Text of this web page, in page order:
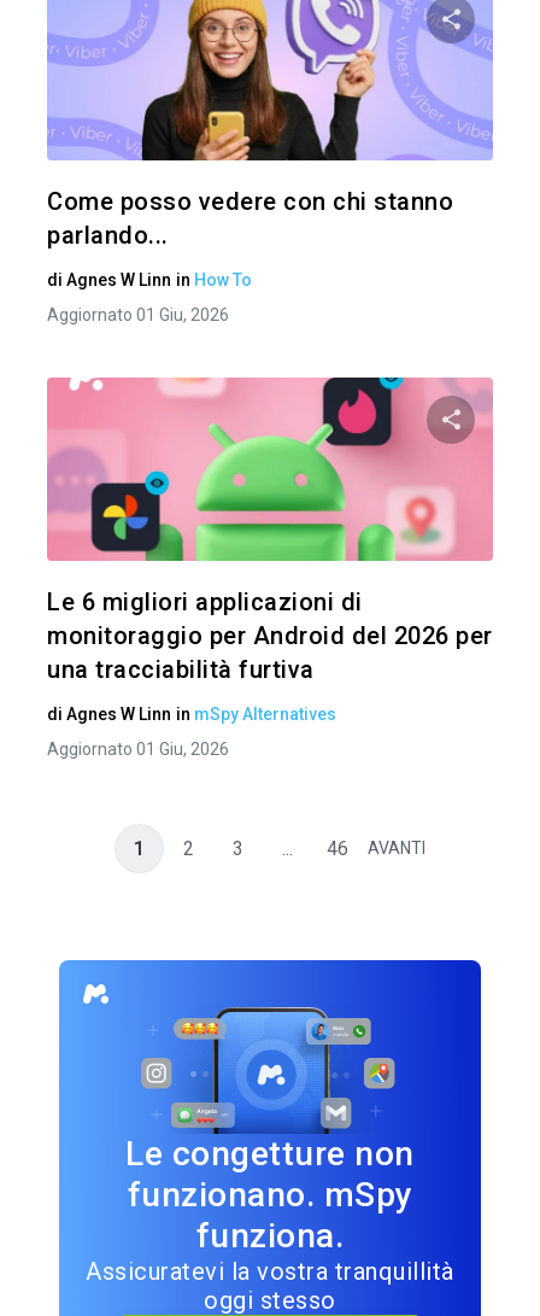
Condividi
Come posso vedere con chi stanno
parlando...
di Agnes W Linn in How To
Aggiornato 01 Giu, 2026
Le 6 migliori applicazioni di
monitoraggio per Android del 2026 per
una tracciabilità furtiva
di Agnes W Linn in mSpy Alternatives
Aggiornato 01 Giu, 2026
1 2 3 ... 46 AVANTI
Le congetture non
funzionano. mSpy
funziona.
Assicuratevi la vostra tranquillità
oggi stesso